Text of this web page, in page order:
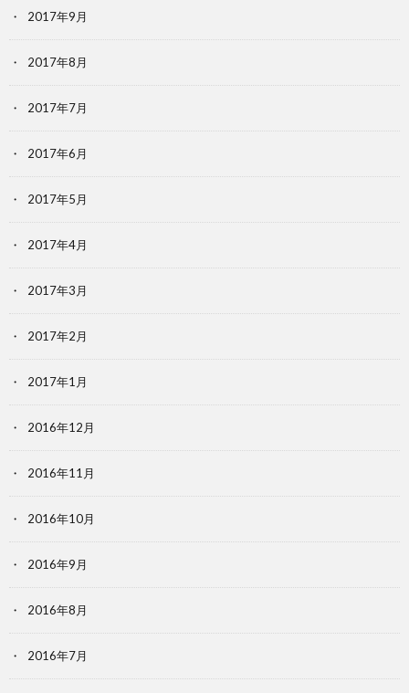
2017年9月
2017年8月
2017年7月
2017年6月
2017年5月
2017年4月
2017年3月
2017年2月
2017年1月
2016年12月
2016年11月
2016年10月
2016年9月
2016年8月
2016年7月